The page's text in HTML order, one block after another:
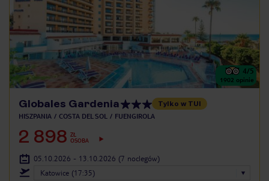
4/5
1902 opinie
Globales Gardenia Tylko w TUI
HISZPANIA COSTA DEL SOL FUENGIROLA
2 898 ZŁ
OSOBA
05.10.2026 - 13.10.2026 (7 noclegów)
Katowice (17:35)